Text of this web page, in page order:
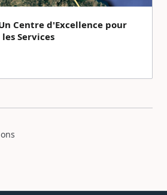
Centre d'Excellence pour
Services